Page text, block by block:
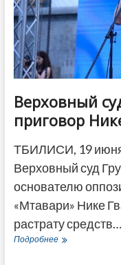
Верховный
приговор
ТБИЛИСИ, 19
Верховный суд
основателю
«Мтавари» Нике
растрату средств…
ПодробнееВерховный